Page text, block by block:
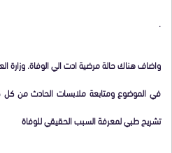
.
واضاف هناك حالة مرضية ادت الي الوفاة. وزارة
في الموضوع ومتابعة ملابسات الحادث من كل
تشريح طبي لمعرفة السبب الحقيقي للوفاة